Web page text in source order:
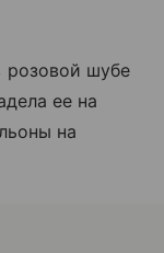
розовой шубе
ее на
на